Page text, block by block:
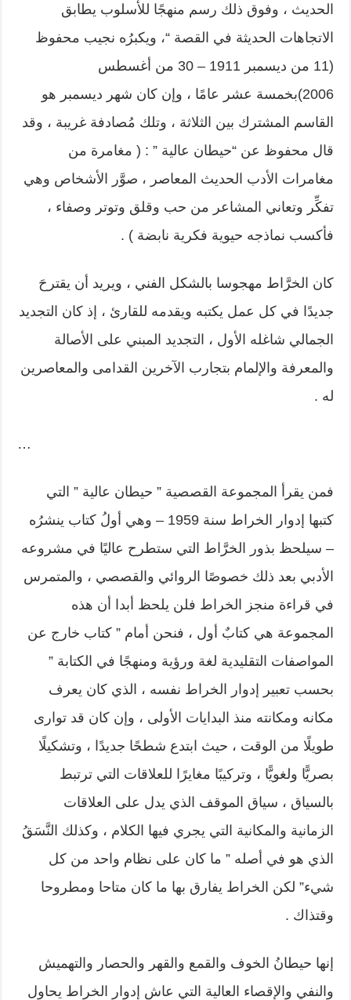
الحديث ، وفوق ذلك رسم منهجًا للأسلوب يطابق
الاتجاهات الحديثة في القصة “، ويكبرُه نجيب محفوظ
(11 من ديسمبر 1911 – 30 من أغسطس
2006)بخمسة عشر عامًا ، وإن كان شهر ديسمبر هو
القاسم المشترك بين الثلاثة ، وتلك مُصادفة غريبة ، وقد
قال محفوظ عن “حيطان عالية ” : ( مغامرة من
مغامرات الأدب الحديث المعاصر ، صوَّر الأشخاص وهي
تفكِّر وتعاني المشاعر من حب وقلق وتوتر وصفاء ،
فأكسب نماذجه حيوية فكرية نابضة ) .
كان الخرَّاط مهجوسا بالشكل الفني ، ويريد أن يقترحَ
جديدًا في كل عمل يكتبه ويقدمه للقارئ ، إذ كان التجديد
الجمالي شاغله الأول ، التجديد المبني على الأصالة
والمعرفة والإلمام بتجارب الآخرين القدامى والمعاصرين
له .
…
فمن يقرأ المجموعة القصصية ” حيطان عالية ” التي
كتبها إدوار الخراط سنة 1959 – وهي أولُ كتاب ينشرُه
– سيلحظ بذور الخرَّاط التي ستطرح عاليًا في مشروعه
الأدبي بعد ذلك خصوصًا الروائي والقصصي ، والمتمرس
في قراءة منجز الخراط فلن يلحظ أبدا أن هذه
المجموعة هي كتابٌ أول ، فنحن أمام ” كتاب خارج عن
المواصفات التقليدية لغة ورؤية ومنهجًا في الكتابة ”
بحسب تعبير إدوار الخراط نفسه ، الذي كان يعرف
مكانه ومكانته منذ البدايات الأولى ، وإن كان قد توارى
طويلًا من الوقت ، حيث ابتدع شطحًا جديدًا ، وتشكيلًا
بصريًّا ولغويًّا ، وتركيبًا مغايرًا للعلاقات التي ترتبط
بالسياق ، سياق الموقف الذي يدل على العلاقات
الزمانية والمكانية التي يجري فيها الكلام ، وكذلك النَّسَقُ
الذي هو في أصله ” ما كان على نظام واحد من كل
شيء” لكن الخراط يفارق بها ما كان متاحا ومطروحا
وقتذاك .
إنها حيطانُ الخوف والقمع والقهر والحصار والتهميش
والنفي والإقصاء العالية التي عاش إدوار الخراط يحاول